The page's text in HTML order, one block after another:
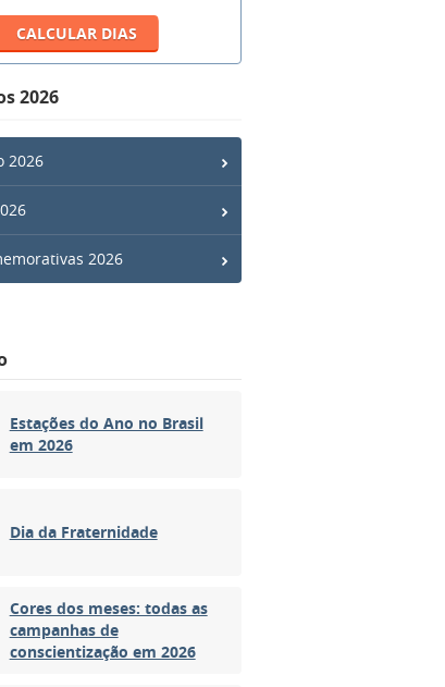
2026
2026
2026
Estações do Ano no Brasil
em 2026
Dia da Fraternidade
Cores dos meses: todas as
campanhas de
conscientização em 2026